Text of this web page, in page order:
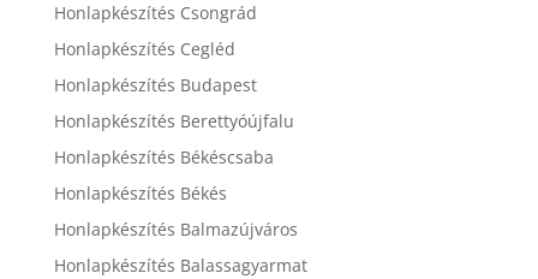
Honlapkészítés Csongrád
Honlapkészítés Cegléd
Honlapkészítés Budapest
Honlapkészítés Berettyóújfalu
Honlapkészítés Békéscsaba
Honlapkészítés Békés
Honlapkészítés Balmazújváros
Honlapkészítés Balassagyarmat